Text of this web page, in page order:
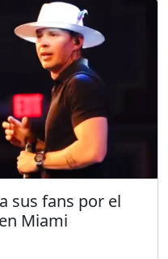
sus fans por el
Miami